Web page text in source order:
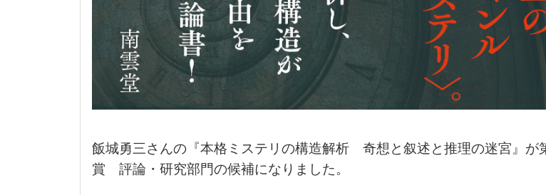
飯城勇三さんの『本格ミステリの構造解析 奇想と叙述と推理の迷宮』が
賞 評論・研究部門の候補になりました。